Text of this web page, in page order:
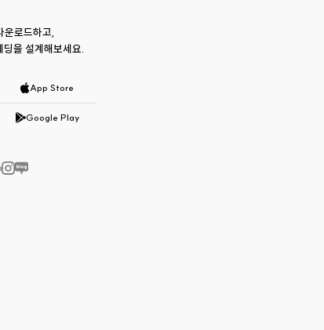
운로드하고,
을 설계해보세요.
App Store
Google Play